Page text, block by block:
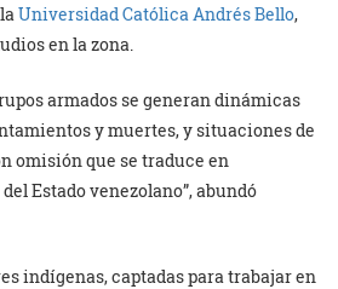
Universidad Católica Andrés Bello,
en la zona.
armados se generan dinámicas
y muertes, y situaciones de
omisión que se traduce en
Estado venezolano”, abundó
indígenas, captadas para trabajar en